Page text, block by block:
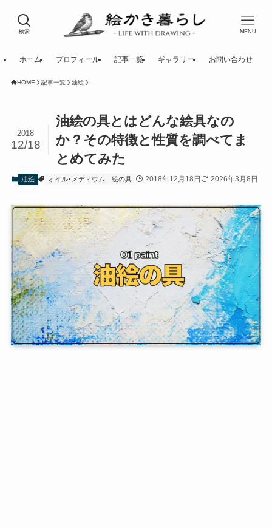
検索 MENU
ホーム プロフィール 記事一覧 ギャラリー お問い合わせ
HOME 記事一覧 油絵
油絵の具とはどんな絵具なの
か？その特徴と性質を調べてま
とめてみた
2018
12/18
油絵 オイル･メディウム 絵の具 2018年12月18日 2026年3月8日